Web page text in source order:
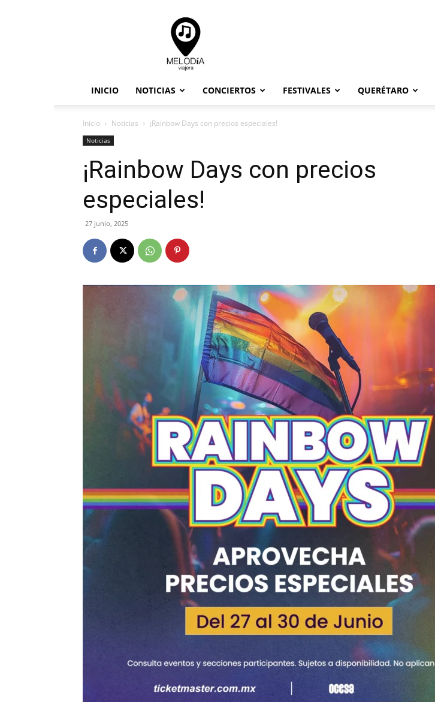
Melodia
Viajera
INICIO NOTICIAS CONCIERTOS FESTIVALES QUERÉTARO
Inicio Noticias ¡Rainbow Days con precios especiales!
Noticias
¡Rainbow Days con precios
especiales!
27 junio, 2025